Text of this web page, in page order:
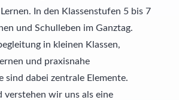
In den Klassenstufen 5 bis 7
und Schulleben im Ganztag.
in kleinen Klassen,
und praxisnahe
sind dabei zentrale Elemente.
verstehen wir uns als eine